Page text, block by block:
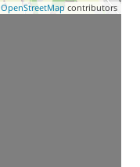
OpenStreetMap contributors